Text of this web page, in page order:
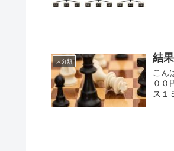
未分類 結
こん
００
ス１